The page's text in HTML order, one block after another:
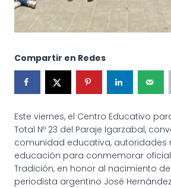
Compartir en Redes
Este viernes, el Centro Educativo
Total Nº 23 del Paraje Igarzabal,
comunidad educativa, autoridades
educación para conmemorar
Tradición, en honor al nacimiento
periodista argentino José Hernández